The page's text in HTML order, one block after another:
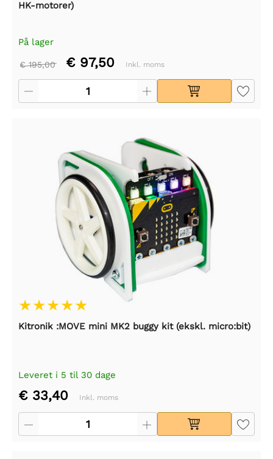
HK-motorer)
På lager
€ 195,00 € 97,50 Inkl. moms
Kitronik :MOVE mini MK2 buggy kit (ekskl. micro:bit)
Leveret i 5 til 30 dage
€ 33,40 Inkl. moms